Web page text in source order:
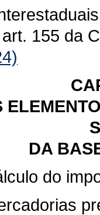
155 da
DA
do